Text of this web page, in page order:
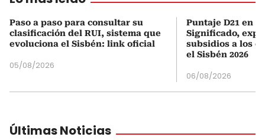
Paso a paso para consultar su
clasificación del RUI, sistema que
evoluciona el Sisbén: link oficial
05/08/2026
Puntaje D21 en
Significado,
subsidios a los
el Sisbén 2026
06/08/2026
Últimas Noticias